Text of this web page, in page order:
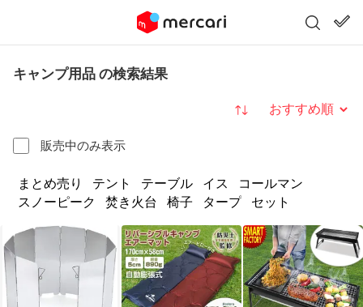
キャンプ用品 の検索結果
販売中のみ表示
並び替え
まとめ売り テント テーブル イス
コールマン
スノーピーク
焚き火台 椅子 タープ セット